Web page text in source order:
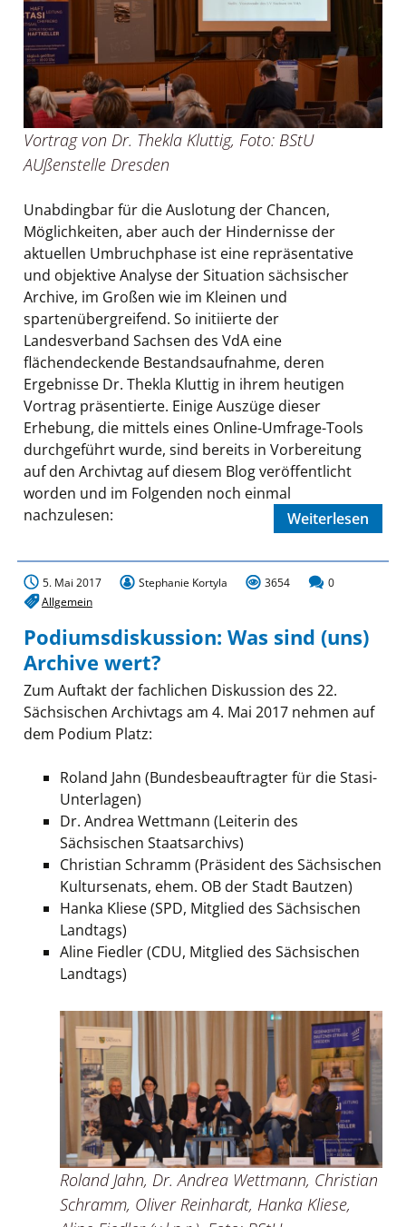
Vortrag von Dr. Thekla Kluttig, Foto: BStU
AUßenstelle Dresden
Unabdingbar für die Auslotung der Chancen,
Möglichkeiten, aber auch der Hindernisse der
aktuellen Umbruchphase ist eine repräsentative
und objektive Analyse der Situation sächsischer
Archive, im Großen wie im Kleinen und
spartenübergreifend. So initiierte der
Landesverband Sachsen des VdA eine
flächendeckende Bestandsaufnahme, deren
Ergebnisse Dr. Thekla Kluttig in ihrem heutigen
Vortrag präsentierte. Einige Auszüge dieser
Erhebung, die mittels eines Online-Umfrage-Tools
durchgeführt wurde, sind bereits in Vorbereitung
auf den Archivtag auf diesem Blog veröffentlicht
worden und im Folgenden noch einmal
nachzulesen:
Weiterlesen
5. Mai 2017 Stephanie Kortyla 3654
0
Allgemein
Podiumsdiskussion: Was sind (uns)
Archive wert?
Zum Auftakt der fachlichen Diskussion des 22.
Sächsischen Archivtags am 4. Mai 2017 nehmen auf
dem Podium Platz:
Roland Jahn (Bundesbeauftragter für die Stasi-
Unterlagen)
Dr. Andrea Wettmann (Leiterin des
Sächsischen Staatsarchivs)
Christian Schramm (Präsident des Sächsischen
Kultursenats, ehem. OB der Stadt Bautzen)
Hanka Kliese (SPD, Mitglied des Sächsischen
Landtags)
Aline Fiedler (CDU, Mitglied des Sächsischen
Landtags)
Roland Jahn, Dr. Andrea Wettmann, Christian
Schramm, Oliver Reinhardt, Hanka Kliese,